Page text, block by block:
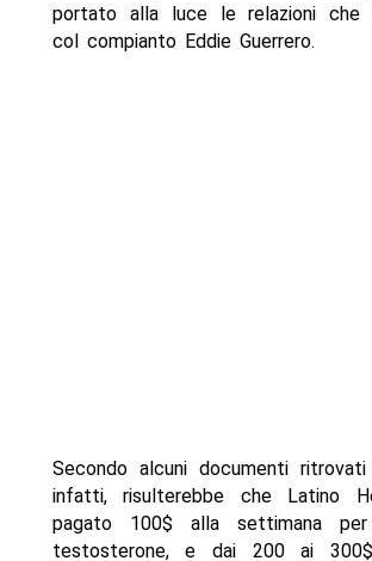
portato alla luce le relazioni che
col compianto Eddie Guerrero.
Secondo alcuni documenti
infatti, risulterebbe che Latino
pagato 100$ alla settimana
testosterone, e dai 200 ai